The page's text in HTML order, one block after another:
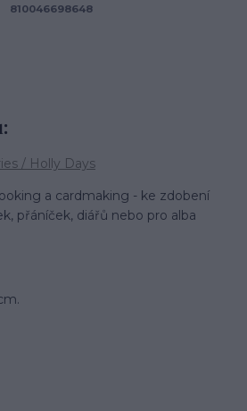
810046698648
/ Holly Days
a cardmaking - ke zdobení
přáníček, diářů nebo pro alba